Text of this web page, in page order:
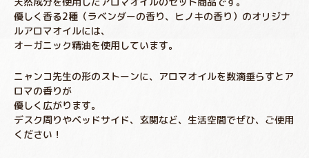
優しく香る2種（ラベンダーの香り、ヒノキの香り）のオリジナ
ルアロマオイルには、
オーガニック精油を使用しています。
ニャンコ先生の形のストーンに、アロマオイルを数滴垂らすとア
ロマの香りが
優しく広がります。
デスク周りやベッドサイド、玄関など、生活空間でぜひ、ご使用
ください！